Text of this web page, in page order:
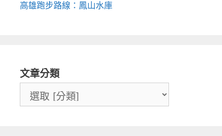
高雄跑步路線：鳳山水庫
文章分類